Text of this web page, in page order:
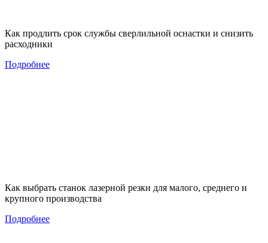
Как продлить срок службы сверлильной оснастки и снизить
расходники
Подробнее
Как выбрать станок лазерной резки для малого, среднего и
крупного производства
Подробнее